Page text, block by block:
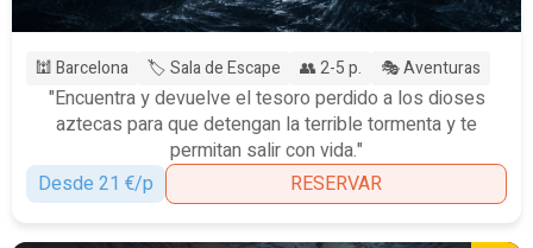
🕍 Barcelona 🏷️ Sala de Escape 👥 2-5 p. 🎭 Aventuras
"Encuentra y devuelve el tesoro perdido a los dioses
aztecas para que detengan la terrible tormenta y te
permitan salir con vida."
Desde 21 €/p
RESERVAR